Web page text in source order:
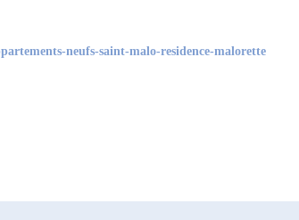
neufs-saint-malo-residence-malorette